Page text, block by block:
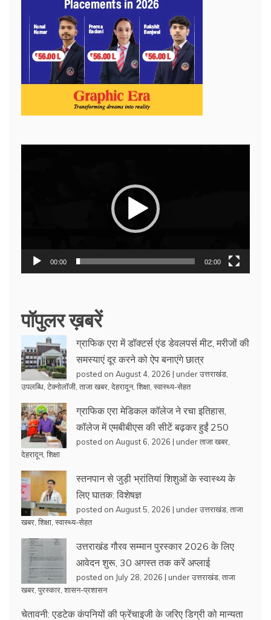
00:00 02:00
पॉपुलर ख़बरें
ग्राफिक एरा में डॉक्टर्स एंड डेवलपर्स मीट, मरीजों की
समस्याएं दूर करने को ऐप बनाएंगे छात्र
posted on August 4, 2026 | underउत्तराखंड
उपलब्धि टेक्नोलॉजी ताजा खबर देहरादून, शिक्षा स्वास्थ्य-सेहत
ग्राफिक एरा मेडिकल कॉलेज ने रचा इतिहास,
कॉलेज में एमबीबीएस की सीटें बढ़कर हुईं 250
posted on August 6, 2026 | underताजा खबर
देहरादून, शिक्षा
स्तनपान से जुड़ी भ्रांतियां शिशुओं के स्वास्थ्य के
लिए घातक: विशेषज्ञ
posted on August 5, 2026 | underउत्तराखंड ताजा
खबर शिक्षा स्वास्थ्य-सेहत
उत्तराखंड गौरव सम्मान पुरस्कार 2026 के लिए
आवेदन शुरू, 30 अगस्त तक करें अप्लाई
posted on July 28, 2026 | underउत्तराखंड ताजा
खबर पुरस्कार शासन-प्रशासन
चेतावनी: एडटेक कंपनियों की फ्रेंचाइजी के जरिए डिग्री को मान्यता